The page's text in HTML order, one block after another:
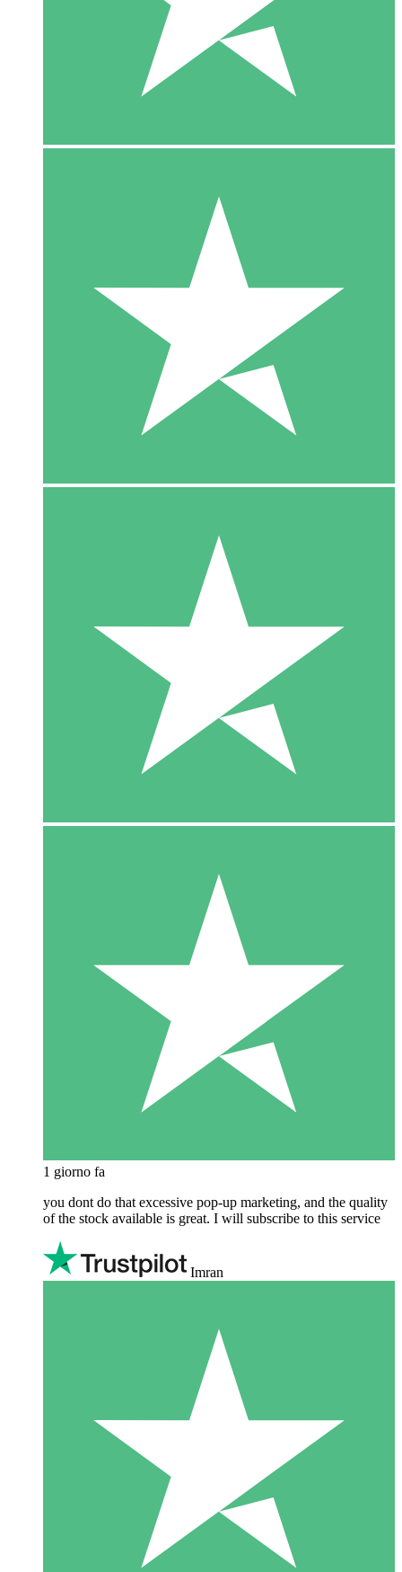
1 giorno fa
you dont do that excessive pop-up marketing, and the quality
of the stock available is great. I will subscribe to this service
Imran